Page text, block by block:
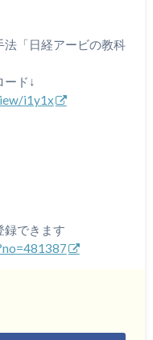
「日経アービの教科
ド↓
i1y1x
できます